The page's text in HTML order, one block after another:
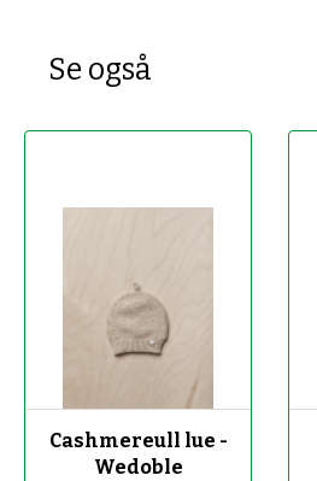
Se også
Cashmereull lue -
Wedoble